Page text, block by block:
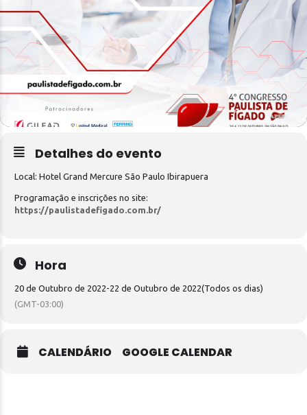
Detalhes do evento
Local: Hotel Grand Mercure São Paulo Ibirapuera
Programação e inscrições no site:
https://paulistadefigado.com.br/
Hora
20 de Outubro de 2022-22 de Outubro de 2022(Todos os dias)
(GMT-03:00)
CALENDÁRIO GOOGLE CALENDAR